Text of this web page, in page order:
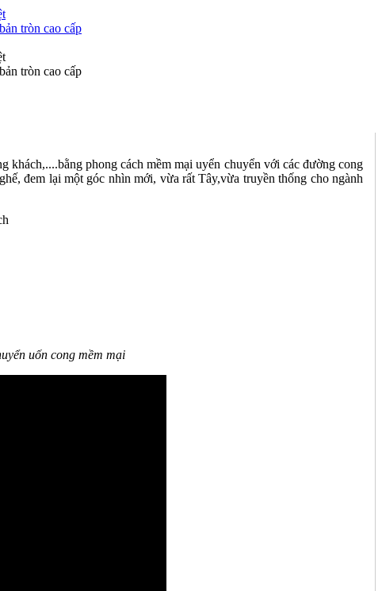
khách,....bằng phong cách mềm mại uyển chuyển với các đường cong
đem lại một góc nhìn mới, vừa rất Tây,vừa truyền thống cho ngành
uốn cong mềm mại